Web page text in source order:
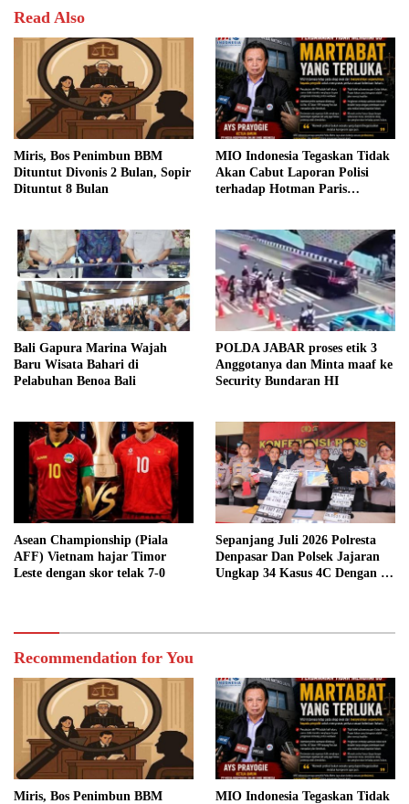
Read Also
Miris, Bos Penimbun BBM
Dituntut Divonis 2 Bulan, Sopir
Dituntut 8 Bulan
MIO Indonesia Tegaskan Tidak
Akan Cabut Laporan Polisi
terhadap Hotman Paris
Bali Gapura Marina Wajah
Baru Wisata Bahari di
Pelabuhan Benoa Bali
POLDA JABAR proses etik 3
Anggotanya dan Minta maaf ke
Security Bundaran HI
Asean Championship (Piala
AFF) Vietnam hajar Timor
Leste dengan skor telak 7-0
Sepanjang Juli 2026 Polresta
Denpasar Dan Polsek Jajaran
Ungkap 34 Kasus 4C Dengan 42
Recommendation for You
Miris, Bos Penimbun BBM
MIO Indonesia Tegaskan Tidak